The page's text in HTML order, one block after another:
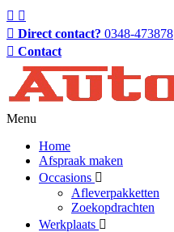
Direct contact? 0348-473878
Contact
Menu
Home
Afspraak maken
Occasions
Afleverpakketten
Zoekopdrachten
Werkplaats